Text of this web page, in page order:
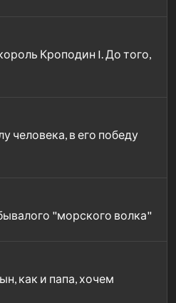
Кроподин I. До того,
человека, в его победу
"морского волка"
как и папа, хочем